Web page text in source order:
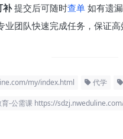
补提交后可随时查单 如有遗
业团队快速完成任务，保证
my/index.html 代学
育-公需课 https://